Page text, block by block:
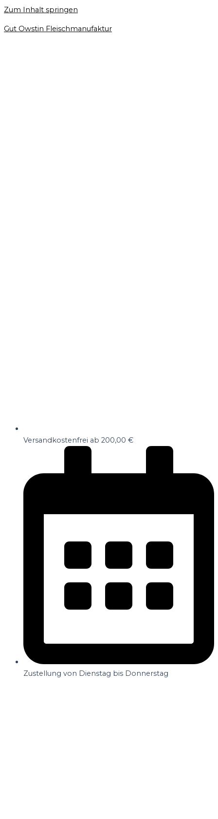
Zum Inhalt springen
Gut Owstin Fleischmanufaktur
Versandkostenfrei ab 200,00 €
Zustellung von Dienstag bis Donnerstag